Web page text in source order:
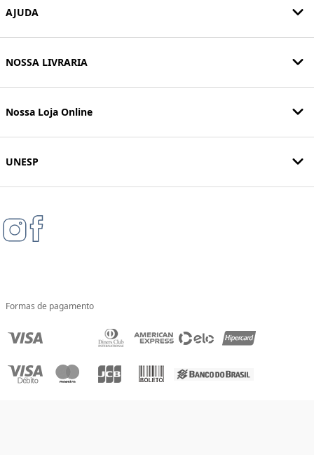
AJUDA
NOSSA LIVRARIA
Nossa Loja Online
UNESP
Formas de pagamento